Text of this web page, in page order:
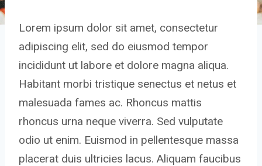
Lorem ipsum dolor sit amet, consectetur
adipiscing elit, sed do eiusmod tempor
incididunt ut labore et dolore magna aliqua.
Habitant morbi tristique senectus et netus et
malesuada fames ac. Rhoncus mattis
rhoncus urna neque viverra. Sed vulputate
odio ut enim. Euismod in pellentesque massa
placerat duis ultricies lacus. Aliquam faucibus